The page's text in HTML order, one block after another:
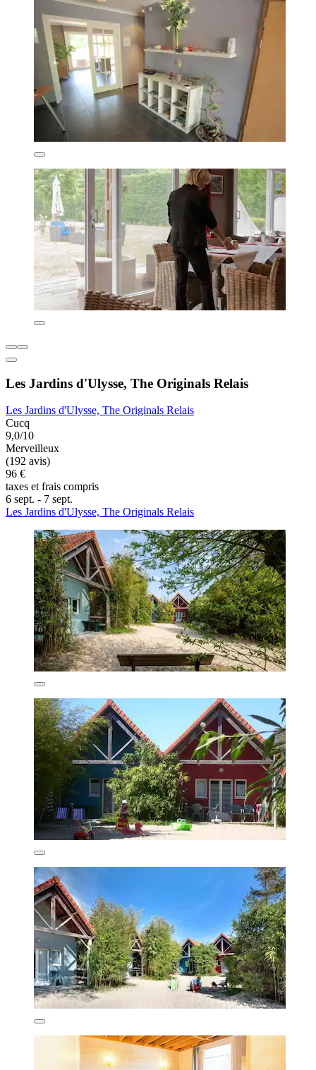
Les Jardins d'Ulysse, The Originals Relais
Les Jardins d'Ulysse, The Originals Relais
Cucq
9,0/10
Merveilleux
(192 avis)
96 €
taxes et frais compris
6 sept. - 7 sept.
Les Jardins d'Ulysse, The Originals Relais